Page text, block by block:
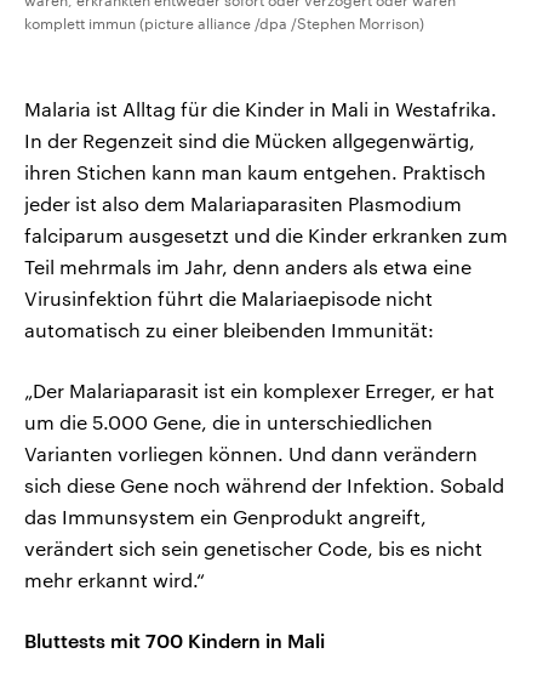
komplett immun (picture alliance /dpa /Stephen Morrison)
Malaria ist Alltag für die Kinder in Mali in Westafrika.
In der Regenzeit sind die Mücken allgegenwärtig,
ihren Stichen kann man kaum entgehen. Praktisch
jeder ist also dem Malariaparasiten Plasmodium
falciparum ausgesetzt und die Kinder erkranken zum
Teil mehrmals im Jahr, denn anders als etwa eine
Virusinfektion führt die Malariaepisode nicht
automatisch zu einer bleibenden Immunität:
„Der Malariaparasit ist ein komplexer Erreger, er hat
um die 5.000 Gene, die in unterschiedlichen
Varianten vorliegen können. Und dann verändern
sich diese Gene noch während der Infektion. Sobald
das Immunsystem ein Genprodukt angreift,
verändert sich sein genetischer Code, bis es nicht
mehr erkannt wird.“
Bluttests mit 700 Kindern in Mali